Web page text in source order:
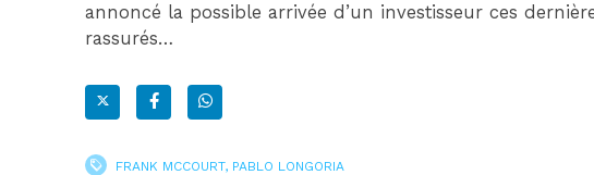
annoncé la possible arrivée d’un investisseur ces
rassurés…
FRANK MCCOURT, PABLO LONGORIA